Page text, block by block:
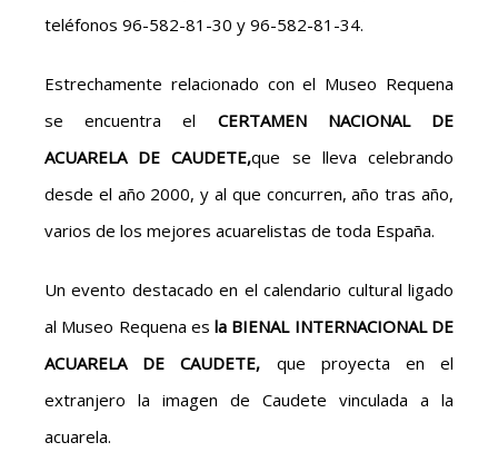
teléfonos 96-582-81-30 y 96-582-81-34.
Estrechamente relacionado con el Museo Requena
se encuentra el CERTAMEN NACIONAL DE
ACUARELA DE CAUDETE,que se lleva celebrando
desde el año 2000, y al que concurren, año tras año,
varios de los mejores acuarelistas de toda España.
Un evento destacado en el calendario cultural ligado
al Museo Requena esla BIENAL INTERNACIONAL DE
ACUARELA DE CAUDETE, que proyecta en el
extranjero la imagen de Caudete vinculada a la
acuarela.